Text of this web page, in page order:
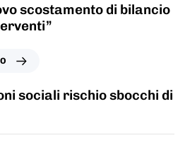
scostamento di bilancio
sociali rischio sbocchi di